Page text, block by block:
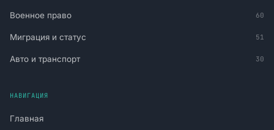
Военное право 60
Миграция и статус 51
Авто и транспорт 30
НАВИГАЦИЯ
Главная